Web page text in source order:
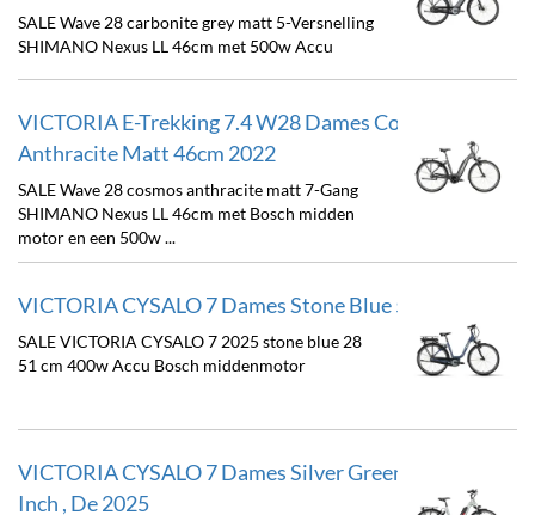
SALE Wave 28 carbonite grey matt 5-Versnelling
SHIMANO Nexus LL 46cm met 500w Accu
VICTORIA E-Trekking 7.4 W28 Dames Cosmos
Anthracite Matt 46cm 2022
SALE Wave 28 cosmos anthracite matt 7-Gang
SHIMANO Nexus LL 46cm met Bosch midden
motor en een 500w ...
VICTORIA CYSALO 7 Dames Stone Blue 51cm 2025
SALE VICTORIA CYSALO 7 2025 stone blue 28
51 cm 400w Accu Bosch middenmotor
VICTORIA CYSALO 7 Dames Silver Green 52cm 28
Inch , De 2025